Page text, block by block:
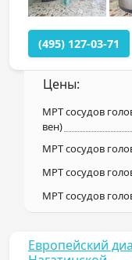
(495) 127-03-71
Цены:
МРТ сосудов
вен)
МРТ сосудов
МРТ сосудов
МРТ сосудов
Европейский